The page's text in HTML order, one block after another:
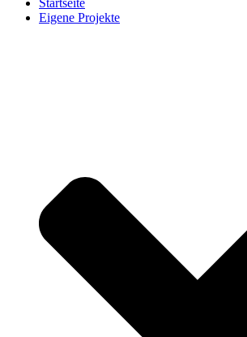
Startseite
Eigene Projekte